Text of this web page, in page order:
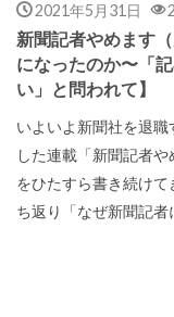
2021年5月31日
新聞記者やめます
になったのか〜「
い」と問われて】
いよいよ新聞社を退
した連載「新聞記者
をひたすら書き続け
ち返り「なぜ新聞記